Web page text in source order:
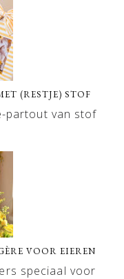
(RESTJE) STOF
partout van stof
VOOR EIEREN
speciaal voor